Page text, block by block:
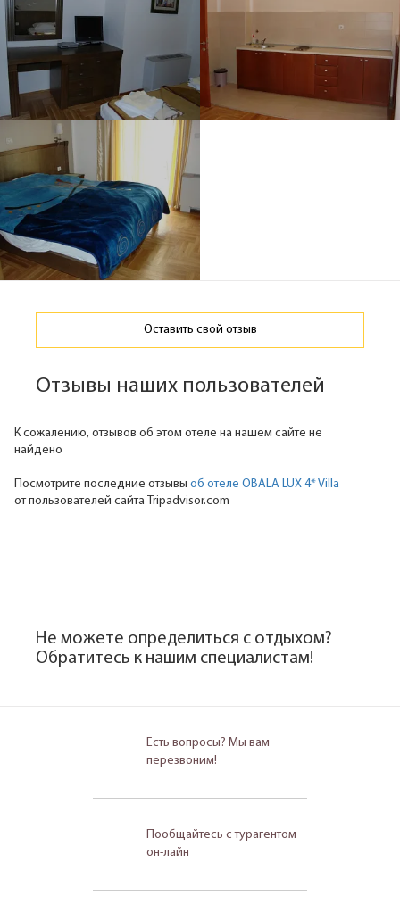
Оставить свой отзыв
Отзывы наших пользователей
К сожалению, отзывов об этом отеле на нашем сайте не
найдено
Посмотрите последние отзывы об отеле OBALA LUX 4* Villa
от пользователей сайта Tripadvisor.com
Не можете определиться с отдыхом?
Обратитесь к нашим специалистам!
Есть вопросы? Мы вам
перезвоним!
Пообщайтесь с турагентом
он-лайн